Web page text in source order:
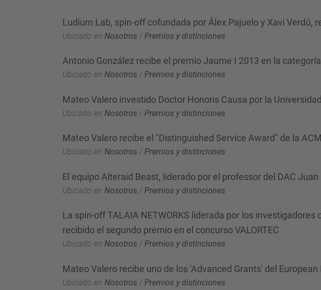
Ludium Lab, spin-off cofundada por Álex Pajuelo y Xavi Verdú,
Ubicado en Nosotros / Premios y distinciones
Antonio González recibe el premio Jaume I 2013 en la
Ubicado en Nosotros /Premios y distinciones
Mateo Valero investido Doctor Honoris Causa por la
Ubicado en Nosotros / Premios y distinciones
Mateo Valero recibe el "Distinguished Service Award" de la ACM
Ubicado en Nosotros /Premios y distinciones
El equipo Alteraid Beast, liderado por el professor del DAC
Ubicado en Nosotros / Premios y distinciones
La spin-off TALAIA NETWORKS liderada por los
recibido el segundo premio en el concurso VALORTEC
Ubicado en Nosotros /Premios y distinciones
Mateo Valero recibe uno de los 'Advanced Grants' del European
Ubicado en Nosotros / Premios y distinciones